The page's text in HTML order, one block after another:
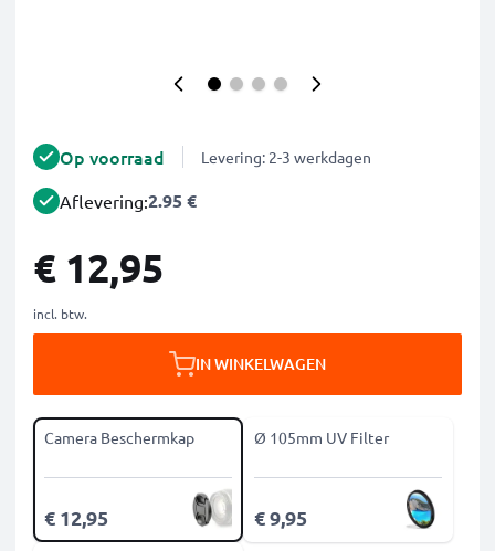
Op voorraad Levering: 2-3 werkdagen
Aflevering:2.95 €
€ 12,95
incl. btw.
IN WINKELWAGEN
Camera Beschermkap
€ 12,95
Ø 105mm UV Filter
€ 9,95